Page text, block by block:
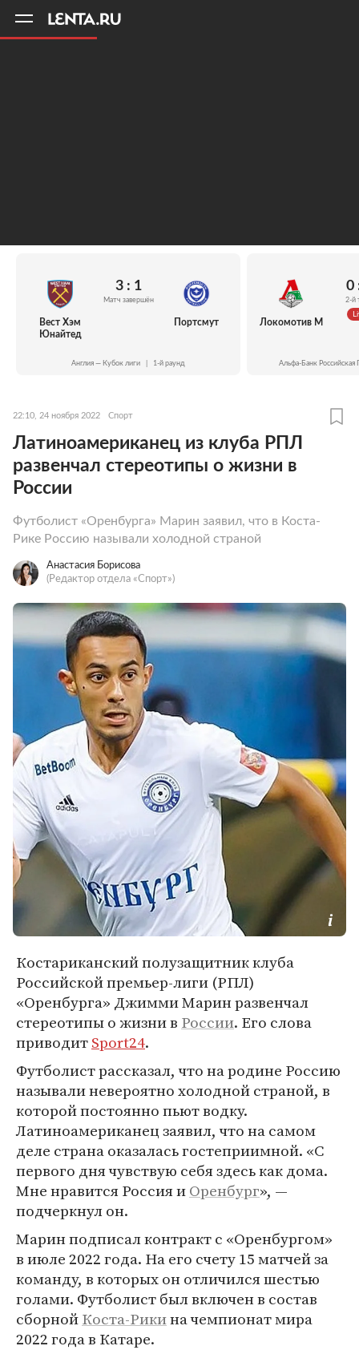
Вест Хэм
Юнайтед
3 : 1
Матч завершён
Портсмут
Англия — Кубок лиги 1-й раунд
Локомотив М
0
2-й
Альфа-Банк Российская
22:10, 24 ноября 2022 Спорт
Латиноамериканец из клуба РПЛ
развенчал стереотипы о жизни в
России
Футболист «Оренбурга» Марин заявил, что в Коста-
Рике Россию называли холодной страной
Анастасия Борисова
(Редактор отдела «Спорт»)
Костариканский полузащитник клуба
Российской премьер-лиги (РПЛ)
«Оренбурга» Джимми Марин развенчал
стереотипы о жизни в России. Его слова
приводитSport24.
Футболист рассказал, что на родине Россию
называли невероятно холодной страной, в
которой постоянно пьют водку.
Латиноамериканец заявил, что на самом
деле страна оказалась гостеприимной. «С
первого дня чувствую себя здесь как дома.
Мне нравится Россия иОренбург», —
подчеркнул он.
Марин подписал контракт с «Оренбургом»
в июле 2022 года. На его счету 15 матчей за
команду, в которых он отличился шестью
голами. Футболист был включен в состав
сборнойКоста-Рикина чемпионат мира
2022 года в Катаре.